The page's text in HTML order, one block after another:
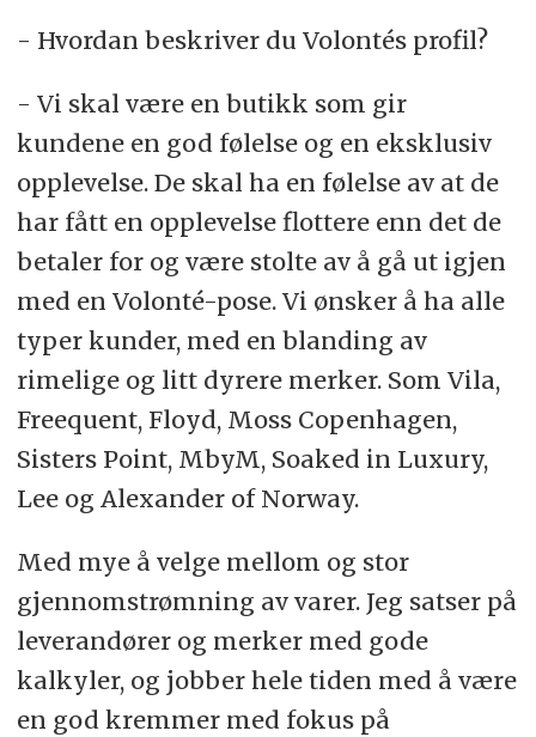
- Hvordan beskriver du Volontés profil?
- Vi skal være en butikk som gir
kundene en god følelse og en eksklusiv
opplevelse. De skal ha en følelse av at de
har fått en opplevelse flottere enn det de
betaler for og være stolte av å gå ut igjen
med en Volonté-pose. Vi ønsker å ha alle
typer kunder, med en blanding av
rimelige og litt dyrere merker. Som Vila,
Freequent, Floyd, Moss Copenhagen,
Sisters Point, MbyM, Soaked in Luxury,
Lee og Alexander of Norway.
Med mye å velge mellom og stor
gjennomstrømning av varer. Jeg satser på
leverandører og merker med gode
kalkyler, og jobber hele tiden med å være
en god kremmer med fokus på